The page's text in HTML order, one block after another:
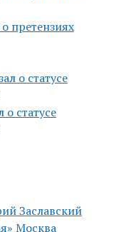
претензиях
о статусе